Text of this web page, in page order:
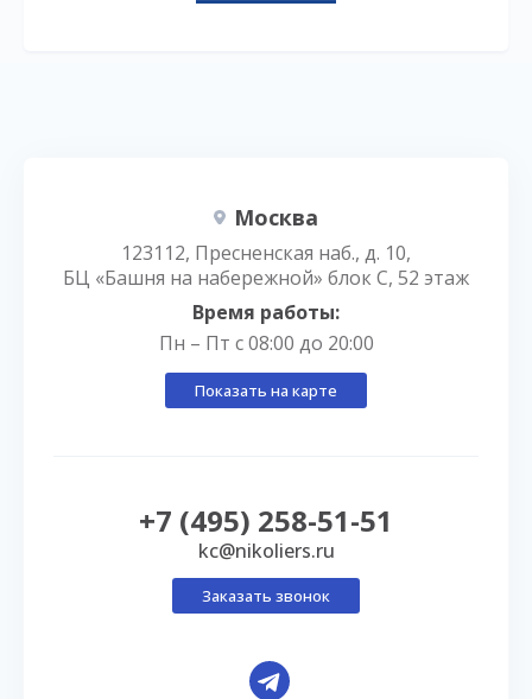
Москва
123112, Пресненская наб., д. 10,
БЦ «Башня на набережной» блок С, 52 этаж
Время работы:
Пн – Пт с 08:00 до 20:00
Показать на карте
+7 (495) 258-51-51
kc@nikoliers.ru
Заказать звонок